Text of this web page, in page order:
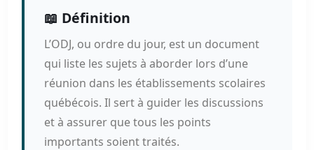
📖 Définition
L’ODJ, ou ordre du jour, est un document
qui liste les sujets à aborder lors d’une
réunion dans les établissements scolaires
québécois. Il sert à guider les discussions
et à assurer que tous les points
importants soient traités.